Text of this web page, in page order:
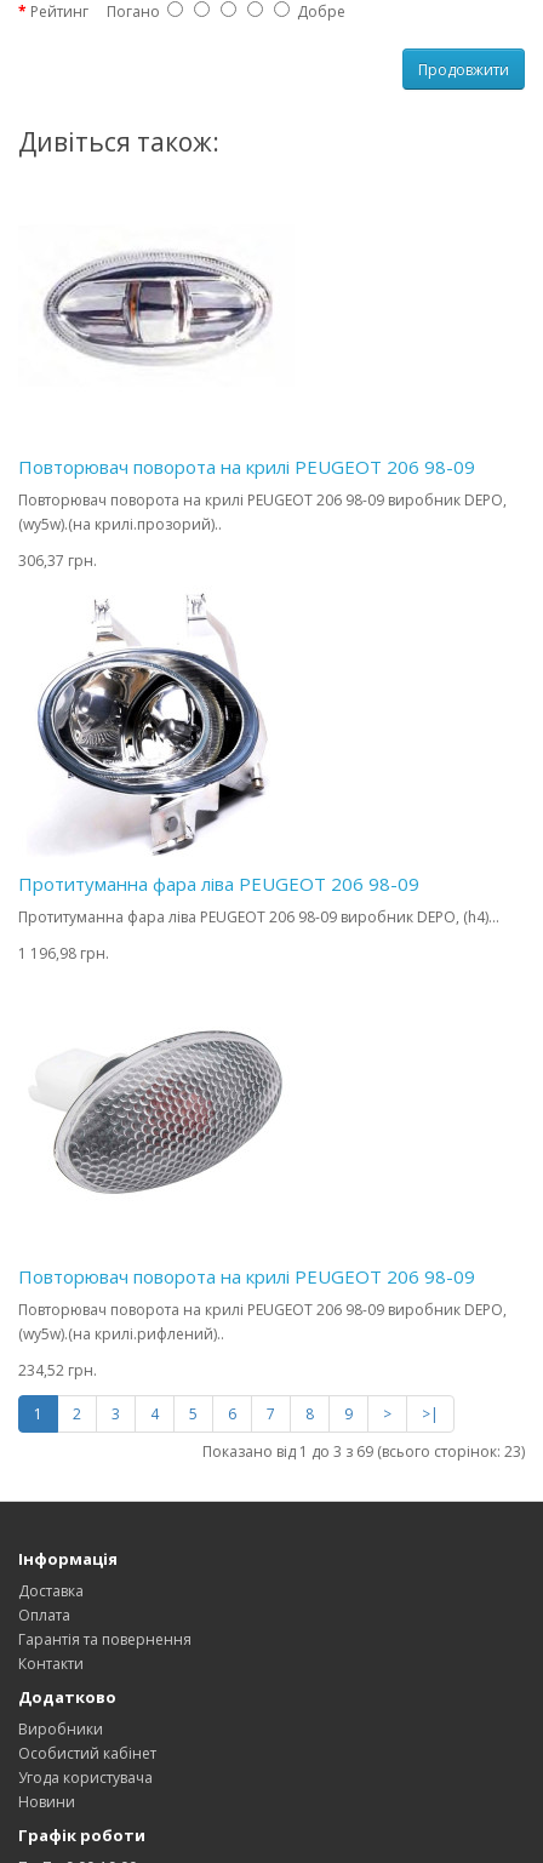
Рейтинг Погано Добре
Продовжити
Дивіться також:
Повторювач поворота на крилі PEUGEOT 206 98-09
Повторювач поворота на крилі PEUGEOT 206 98-09 виробник DEPO,
(wy5w).(на крилі.прозорий)..
306,37 грн.
Протитуманна фара ліва PEUGEOT 206 98-09
Протитуманна фара ліва PEUGEOT 206 98-09 виробник DEPO, (h4)...
1 196,98 грн.
Повторювач поворота на крилі PEUGEOT 206 98-09
Повторювач поворота на крилі PEUGEOT 206 98-09 виробник DEPO,
(wy5w).(на крилі.рифлений)..
234,52 грн.
1 2 3 4 5 6 7 8 9 >
>|
Показано від 1 до 3 з 69 (всього сторінок: 23)
Інформація
Доставка
Оплата
Гарантія та повернення
Контакти
Додатково
Виробники
Особистий кабінет
Угода користувача
Новини
Графік роботи